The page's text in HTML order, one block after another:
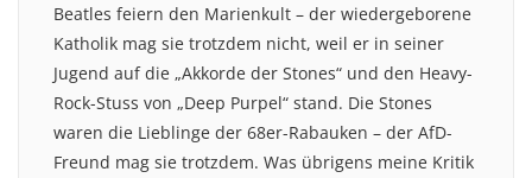
Beatles feiern den Marienkult – der wiedergeborene
Katholik mag sie trotzdem nicht, weil er in seiner
Jugend auf die „Akkorde der Stones“ und den Heavy-
Rock-Stuss von „Deep Purpel“ stand. Die Stones
waren die Lieblinge der 68er-Rabauken – der AfD-
Freund mag sie trotzdem. Was übrigens meine Kritik